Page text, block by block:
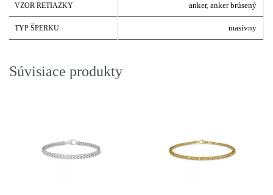
VZOR RETIAZKY anker, anker brúsený
TYP ŠPERKU masívny
Súvisiace produkty